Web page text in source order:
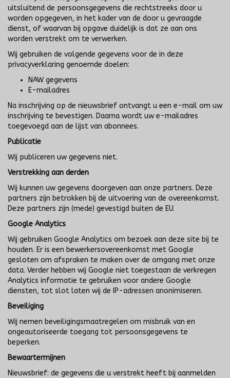
uitsluitend de persoonsgegevens die rechtstreeks door u
worden opgegeven, in het kader van de door u gevraagde
dienst, of waarvan bij opgave duidelijk is dat ze aan ons
worden verstrekt om te verwerken.
Wij gebruiken de volgende gegevens voor de in deze
privacyverklaring genoemde doelen:
NAW gegevens
E-mailadres
Na inschrijving op de nieuwsbrief ontvangt u een e-mail om uw
inschrijving te bevestigen. Daarna wordt uw e-mailadres
toegevoegd aan de lijst van abonnees.
Publicatie
Wij publiceren uw gegevens niet.
Verstrekking aan derden
Wij kunnen uw gegevens doorgeven aan onze partners. Deze
partners zijn betrokken bij de uitvoering van de overeenkomst.
Deze partners zijn (mede) gevestigd buiten de EU.
Google Analytics
Wij gebruiken Google Analytics om bezoek aan deze site bij te
houden. Er is een bewerkersovereenkomst met Google
gesloten om afspraken te maken over de omgang met onze
data. Verder hebben wij Google niet toegestaan de verkregen
Analytics informatie te gebruiken voor andere Google
diensten, tot slot laten wij de IP-adressen anonimiseren.
Beveiliging
Wij nemen beveiligingsmaatregelen om misbruik van en
ongeautoriseerde toegang tot persoonsgegevens te
beperken.
Bewaartermijnen
Nieuwsbrief: de gegevens die u verstrekt heeft bij aanmelden